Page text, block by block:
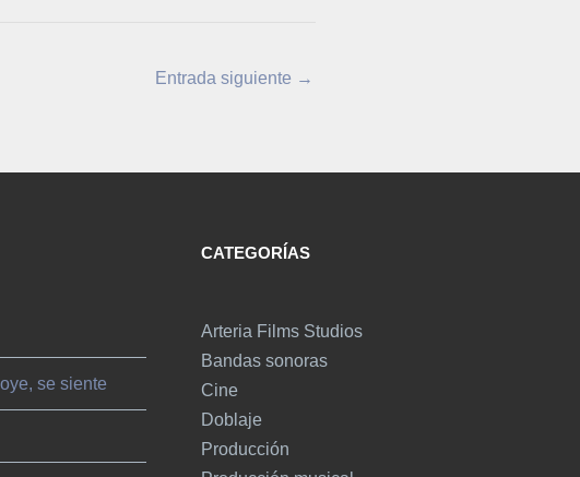
Entrada siguiente →
se siente
CATEGORÍAS
Arteria Films Studios
Bandas sonoras
Cine
Doblaje
Producción